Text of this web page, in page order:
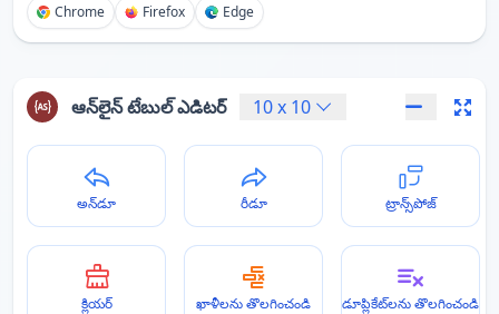
Chrome Firefox Edge
ఆన్‌లైన్ టేబుల్ ఎడిటర్ 10x 10
అన్‌డూ రీడూ ట్రాన్స్‌పోజ్
క్లియర్ ఖాళీలను తొలగించండి డూప్లికేట్‌లను తొలగించండి